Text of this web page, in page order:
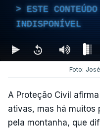
ESTE
INDISPONÍVEL
Foto:
A Proteção Civil
ativas, mas há muitos
pela montanha, que